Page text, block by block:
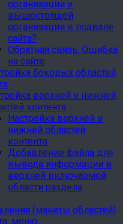
организации и
вышестоящей
организации в подвале
сайта?
Обратная связь: Ошибка
на сайте
боковых областей
верхней и нижней
контента
Настройка верхней и
нижней областей
контента
Добавление файла для
вывода информации в
верхней включаемой
области раздела
(макеты областей)
меню